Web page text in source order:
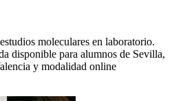
moleculares en laboratorio.
disponible para alumnos de Sevilla,
y modalidad online